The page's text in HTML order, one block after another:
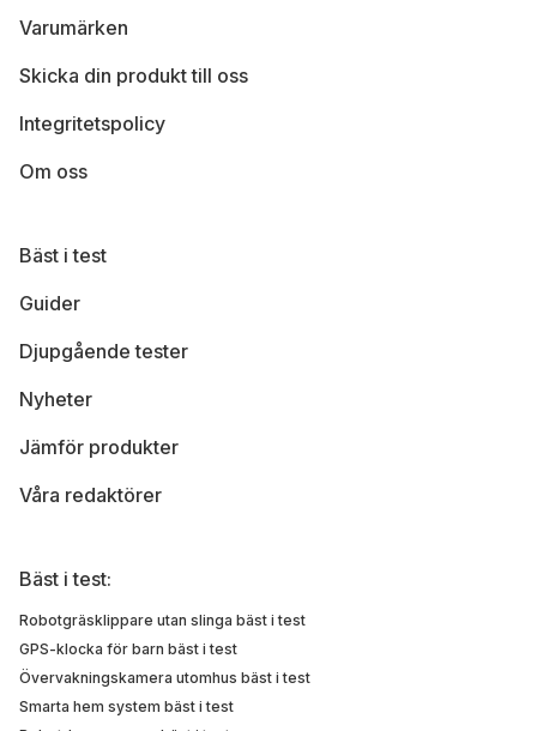
Bäst i test
Guider
Djupgående tester
Nyheter
Jämför produkter
Våra redaktörer
Varumärken
Skicka din produkt till oss
Integritetspolicy
Om oss
Bäst i test:
Robotgräsklippare utan slinga bäst i test
GPS-klocka för barn bäst i test
Övervakningskamera utomhus bäst i test
Smarta hem system bäst i test